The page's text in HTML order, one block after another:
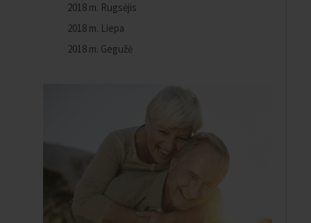
2018 m. Rugsėjis
2018 m. Liepa
2018 m. Gegužė